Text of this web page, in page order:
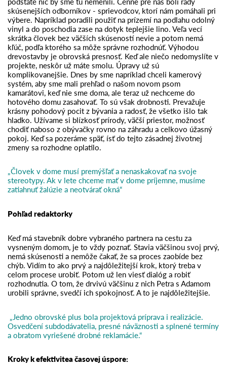
skúsenejších odborníkov - sprievodcov, ktorí nám pomáhali pri
výbere. Napríklad poradili použiť na prízemí na podlahu odolný
vinyl a do poschodia zase na dotyk teplejšie lino. Veľa vecí
skrátka človek bez väčších skúseností nevie a potom nemá
kľúč, podľa ktorého sa môže správne rozhodnúť. Výhodou
drevostavby je obrovská presnosť. Keď ale niečo nedomyslíte v
projekte, neskôr už máte smolu. Úpravy už sú
komplikovanejšie. Dnes by sme napríklad chceli kamerový
systém, aby sme mali prehľad o našom novom psom
kamarátovi, keď nie sme doma, ale teraz už nechceme do
hotového domu zasahovať. To sú však drobnosti. Prevažuje
krásny pohodový pocit z bývania a radosť, že všetko išlo tak
hladko. Užívame si blízkosť prírody, väčší priestor, možnosť
chodiť naboso z obývačky rovno na záhradu a celkovo úžasný
pokoj. Keď sa pozeráme späť, ísť do tejto zásadnej životnej
zmeny sa rozhodne oplatilo.
„Človek v dome musí premýšľať a nenaskakovať na svoje
stereotypy. Ak v lete chceme mať v dome príjemne, musíme
zatiahnuť žalúzie a neotvárať okná“
Pohľad redaktorky
Keď má stavebník dobre vybraného partnera na cestu za
vysneným domom, je to vždy poznať. Stavia väčšinou svoj prvý,
nemá skúsenosti a nemôže čakať, že sa proces zaobíde bez
chýb. Vidím to ako prvý a najdôležitejší krok, ktorý treba v
celom procese urobiť. Potom už len viesť dialóg a robiť
rozhodnutia. O tom, že drvivú väčšinu z nich Petra s Adamom
urobili správne, svedčí ich spokojnosť. A to je najdôležitejšie.
„Jedno obrovské plus bola projektová príprava i realizácie.
Osvedčení subdodávatelia, presné náväznosti a splnené termíny
a obratom vyriešené drobné reklamácie.“
Kroky k efektivitea časovej úspore: